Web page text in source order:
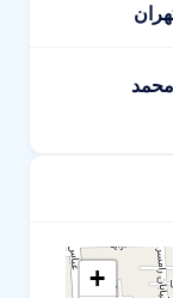
محمد
+